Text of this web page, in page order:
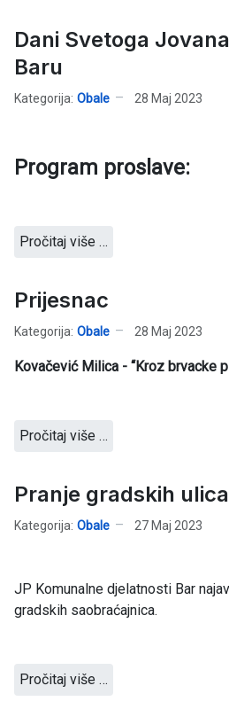
Dani Svetoga
Baru
Kategorija: Obale 28 Maj 2023
Program proslave:
Pročitaj više …
Prijesnac
Kategorija: Obale 28 Maj 2023
Kovačević Milica - “Kroz brvacke
Pročitaj više …
Pranje gradskih
Kategorija: Obale 27 Maj 2023
JP Komunalne djelatnosti Bar
gradskih saobraćajnica.
Pročitaj više …